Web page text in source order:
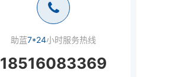
助蓝7*24小时服务热线
18516083369